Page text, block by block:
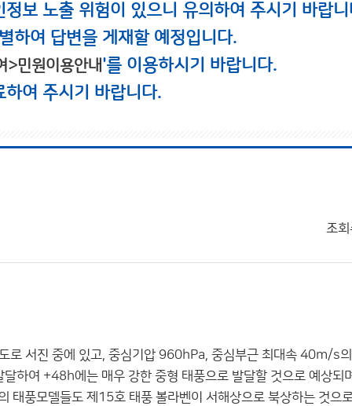
보 노출 위험이 있으니 유의하여 주시기 바랍니
하여 답변을 게재할 예정입니다.
>민원이용안내'를 이용하시기 바랍니다.
여 주시기 바랍니다.
조회
서진 중에 있고, 중심기압 960hPa, 중심부근 최대속 40m/s
여 +48h에는 매우 강한 중형 태풍으로 발달할 것으로 예상되
풍모델들도 제15호 태풍 볼라벤이 서해상으로 북상하는 것으